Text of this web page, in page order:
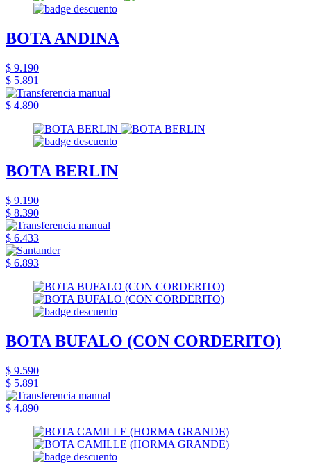
BOTA ANDINA
$ 9.190
$ 5.891
$ 4.890
BOTA BERLIN
$ 9.190
$ 8.390
$ 6.433
$ 6.893
BOTA BUFALO (CON CORDERITO)
$ 9.590
$ 5.891
$ 4.890